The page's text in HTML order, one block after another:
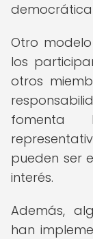
Otro
los
otros
fomenta
pueden ser
interés.
Además,
han